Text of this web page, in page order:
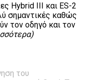
Hybrid III και ES-2
σημαντικές καθώς
τον οδηγό και τον
του